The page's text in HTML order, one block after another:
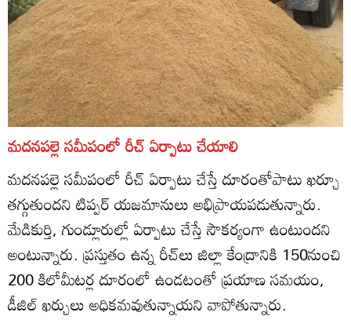
మదనపల్లె సమీపంలో రీచ్‌ ఏర్పాటు చేయాలి
మదనపల్లె సమీపంలో రీచ్‌ ఏర్పాటు చేస్తే దూరంతోపాటు ఖర్చూ
తగ్గుతుందని టిప్పర్‌ యజమానులు అభిప్రాయపడుతున్నారు.
మేడికుర్తి, గుండ్లూరుల్లో ఏర్పాటు చేస్తే సౌకర్యంగా ఉంటుందని
అంటున్నారు. ప్రస్తుతం ఉన్న రీచ్‌లు జిల్లా కేంద్రానికి 150నుంచి
200 కిలోమీటర్ల దూరంలో ఉండటంతో ప్రయాణ సమయం,
డీజిల్‌ ఖర్చులు అధికమవుతున్నాయని వాపోతున్నారు.